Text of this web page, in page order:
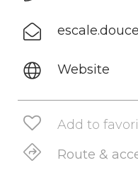
Website
Add to
Route &